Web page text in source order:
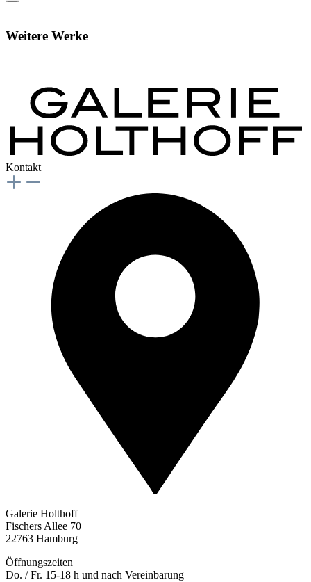
Weitere Werke
Kontakt
Galerie Holthoff
Fischers Allee 70
22763 Hamburg
Öffnungszeiten
Do. / Fr. 15-18 h und nach Vereinbarung